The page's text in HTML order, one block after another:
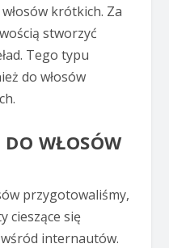
krótkich. Za
stworzyć
Tego typu
do włosów
DO WŁOSÓW
przygotowaliśmy,
cieszące się
internautów.